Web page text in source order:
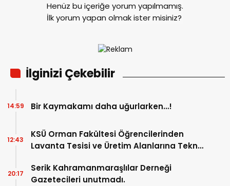
Henüz bu içeriğe yorum yapılmamış.
İlk yorum yapan olmak ister misiniz?
İlginizi Çekebilir
Bir Kaymakamı daha uğurlarken…!
14:59
KSÜ Orman Fakültesi Öğrencilerinden
Lavanta Tesisi ve Üretim Alanlarına Teknik
12:43
Serik Kahramanmaraşlılar Derneği
Gazetecileri unutmadı.
20:17